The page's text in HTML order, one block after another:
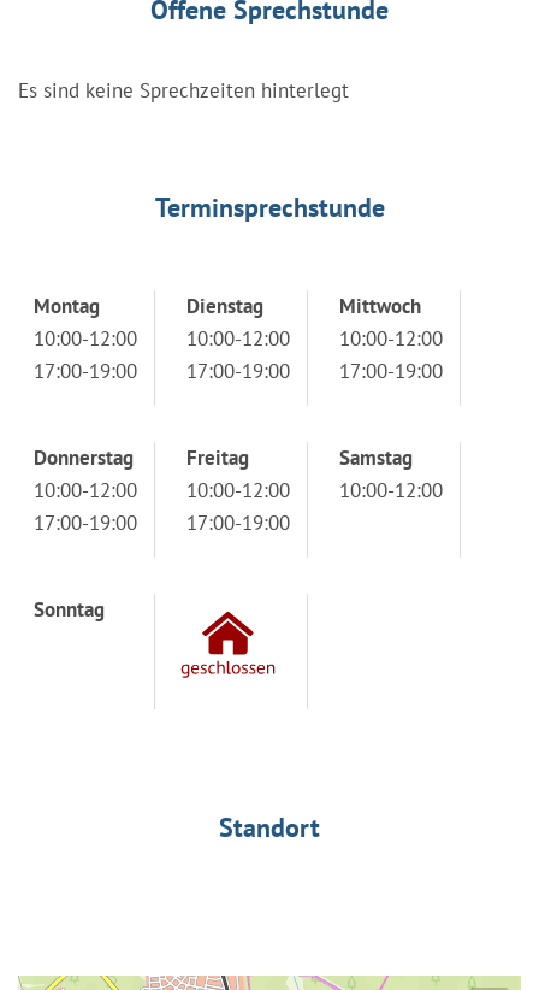
Offene Sprechstunde
Es sind keine Sprechzeiten hinterlegt
Terminsprechstunde
Montag
10:00-12:00
17:00-19:00
Dienstag
10:00-12:00
17:00-19:00
Mittwoch
10:00-12:00
17:00-19:00
Donnerstag
10:00-12:00
17:00-19:00
Freitag
10:00-12:00
17:00-19:00
Samstag
10:00-12:00
Sonntag
Standort